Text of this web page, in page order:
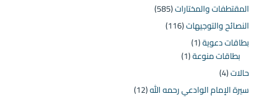
المقتطفات والمختارات(585)
النصائح والتوجيهات(116)
بطاقات دعوية(1)
بطاقات منوعة(1)
حالات(4)
سيرة الإمام الوادعي رحمه الله(12)